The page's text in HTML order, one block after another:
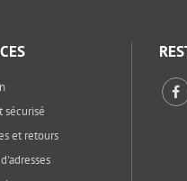
sécurisé
et retours